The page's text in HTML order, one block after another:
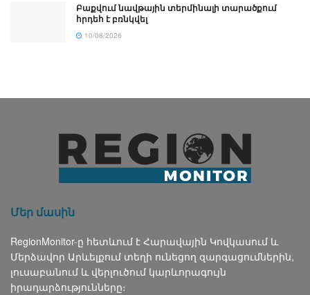
Բաքվում նավթային տերմինալի տարածքում
հրդեհ է բռնկվել
10/08/2026
Մեր մասին
RegionMonitor-ը հետևում է Հարավային Կովկասում և
Մերձավոր Արևելքում տեղի ունեցող զարգացումներին,
լուսաբանում և վերլուծում կարևորագույն
իրադարձությունները։